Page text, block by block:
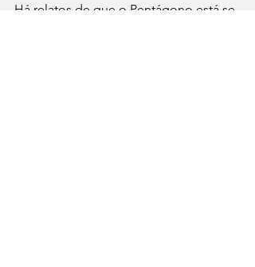
Há relatos de que o Pentágono está se